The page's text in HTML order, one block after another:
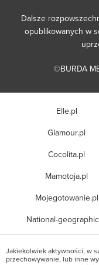
Dalsze
opublikowanych w
©BURDA
Elle.pl
Glamour.pl
Cocolita.pl
Mamotoja.pl
Mojegotowanie.pl
National-
Jakiekolwiek aktywności, w
przechowywanie, lub inne